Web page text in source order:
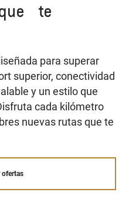
que te
para superar
superior, conectividad
y un estilo que
cada kilómetro
nuevas rutas que te
ofertas